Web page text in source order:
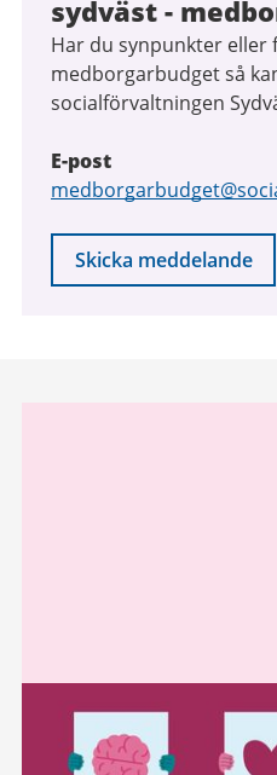
sydväst -
Har du synpunkter eller
medborgarbudget så
socialförvaltningen
E-post
E-
Skicka meddelande